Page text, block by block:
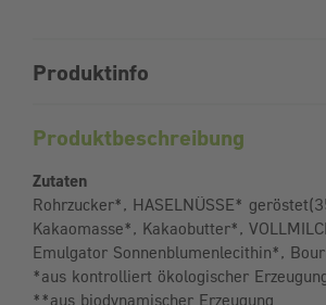
Produktinfo
Produktbeschreibung
Zutaten
Rohrzucker*, HASELNÜSSE*
Kakaomasse*, Kakaobutter*,
Emulgator Sonnenblumenlecithin*,
*aus kontrolliert ökologischer
**aus biodynamischer Erzeugung